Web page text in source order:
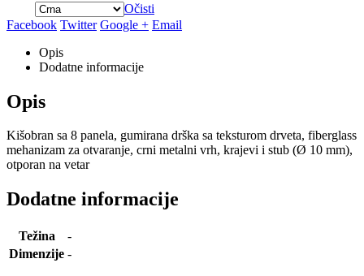
Očisti
Facebook Twitter Google + Email
Opis
Dodatne informacije
Opis
Kišobran sa 8 panela, gumirana drška sa teksturom drveta, fiberglass
mehanizam za otvaranje, crni metalni vrh, krajevi i stub (Ø 10 mm),
otporan na vetar
Dodatne informacije
Težina
-
Dimenzije -